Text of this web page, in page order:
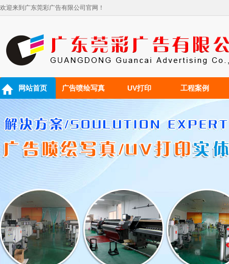
欢迎来到广东莞彩广告有限公司官网！
网站首页 广告喷绘写真 UV打印 工程案例